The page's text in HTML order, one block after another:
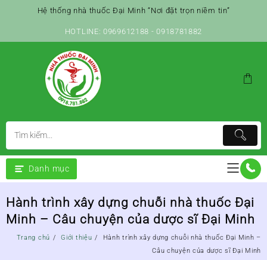
Hệ thống nhà thuốc Đại Minh “Nơi đặt trọn niềm tin”
HOTLINE: 0969612188 - 0918781882
Danh mục
Hành trình xây dựng chuỗi nhà thuốc Đại
Minh – Câu chuyện của dược sĩ Đại Minh
Trang chủ Giới thiệu
Hành trình xây dựng chuỗi nhà thuốc Đại Minh –
Câu chuyện của dược sĩ Đại Minh